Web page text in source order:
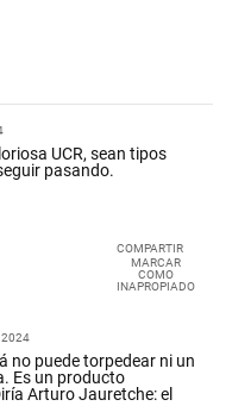
UCR, sean tipos
pasando.
COMPARTIR
MARCAR
COMO
INAPROPIADO
2024
no puede torpedear ni un
Es un producto
Arturo Jauretche: el